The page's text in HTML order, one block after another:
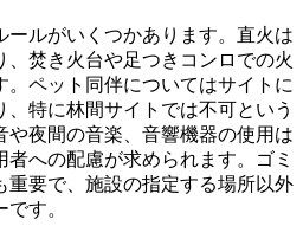
ールがいくつかあります。直火は
焚き火台や足つきコンロでの火
ペット同伴についてはサイトに
、特に林間サイトでは不可という
や夜間の音楽、音響機器の使用は
への配慮が求められます。ゴミ
重要で、施設の指定する場所以外
す。